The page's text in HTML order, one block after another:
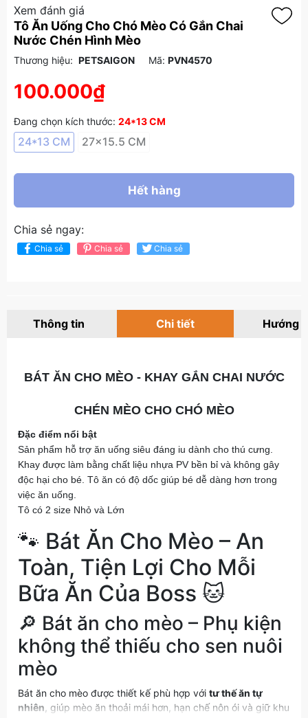
Xem đánh giá
Tô Ăn Uống Cho Chó Mèo Có Gắn Chai
Nước Chén Hình Mèo
Thương hiệu: PETSAIGON Mã: PVN4570
100.000₫
Đang chọn kích thước: 24*13 CM
24*13 CM 27x15.5 CM
Hết hàng
Chia sẻ ngay:
Chia sẻ Chia sẻ Chia sẻ
Thông tin Chi tiết Hướng
BÁT ĂN CHO MÈO - KHAY GẮN CHAI NƯỚC
CHÉN MÈO CHO CHÓ MÈO
Đặc điểm nổi bật
Sản phẩm hỗ trợ ăn uống siêu đáng iu dành cho thú cưng.
Khay được làm bằng chất liệu nhựa PV bền bỉ và không gây
độc hại cho bé. Tô ăn có độ dốc giúp bé dễ dàng hơn trong
việc ăn uống.
Tô có 2 size Nhỏ và Lớn
🐾 Bát Ăn Cho Mèo – An
Toàn, Tiện Lợi Cho Mỗi
Bữa Ăn Của Boss 🐱
🔎 Bát ăn cho mèo – Phụ kiện
không thể thiếu cho sen nuôi
mèo
Bát ăn cho mèo được thiết kế phù hợp với tư thế ăn tự
nhiên , giúp mèo ăn thoải mái hơn, hạn chế nôn ói và giữ khu